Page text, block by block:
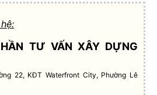
TƯ VẤN XÂY DỰNG
22, KĐT Waterfront City, Phường Lê